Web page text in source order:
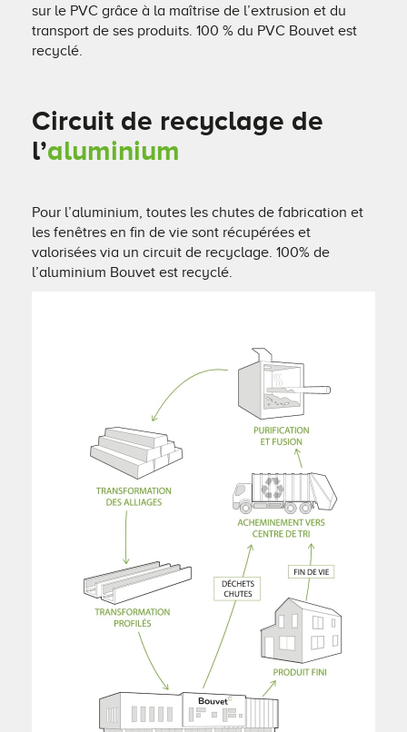
sur le PVC grâce à la maîtrise de l’extrusion et du
transport de ses produits. 100 % du PVC Bouvet est
recyclé.
Circuit de recyclage de
l’aluminium
Pour l’aluminium, toutes les chutes de fabrication et
les fenêtres en fin de vie sont récupérées et
valorisées via un circuit de recyclage. 100% de
l’aluminium Bouvet est recyclé.